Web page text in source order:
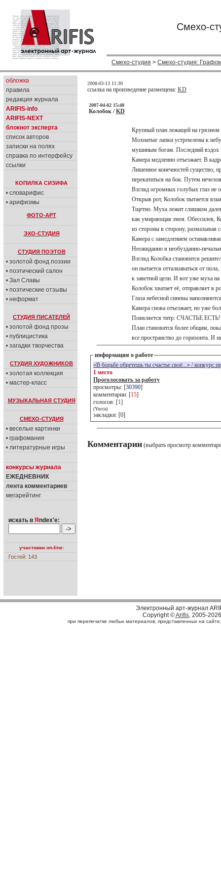
Смехо-
Смехо-студия > Смехо-студия:
обложка
правила
редакция журнала
ARIFIS-info
ARIFIS-NEXT
блокнот эксперта
список авторов
записки на полях
справка по интерфейсу
ссылки
КОПИЛКА СИЗИФА
• словарифис
• арифизмы
ФОТО-АРТ
ЭХО-СТУДИЯ
СТУДИЯ ПОЭТОВ
• золотой фонд поэзии
• поэтический салон
• Зал Славы
• поэтические отзывы
• неформат
СТУДИЯ ПИСАТЕЛЕЙ
• золотой фонд прозы
• публицистика
• загадки творчества
СТУДИЯ ХУДОЖНИКОВ
• золотая коллекция
• мастер-класс
МУЗЫКАЛЬНАЯ СТУДИЯ
СМЕХО-СТУДИЯ
• веселые картинки
• графомания
• литературные игры
конкурсы журнала
ЕЖЕДНЕВНИК
лента комментариев
мегарейтинг
искать в Я ndex'е:
участники on-line:
Гостей: 143
2008-03-13 11:30
ссылка на произведение размещена: KD
2007-04-02 15:40
Колобок /KD
Крупный план лежащей на
Мохнатые лапки устремлены к
мушиным богам. Последний вздох
Камера медленно отъезжает. В
Лишенное конечностей существо,
перекатиться на бок. Путем
Взгляд огромных голубых глаз не
Открыв рот, Колобок пытается
Тщетно. Муха лежит слишком
как умирающая змея. Обессилев,
из стороны в сторону,
Камера с замедлением
Неожиданно в необузданно-
Взгляд Колобка становится
он пытается отталкиваться от
к заветной цели. И вот уже муха
Колобок хватает её, отправляет в
Глаза небесной синевы
Камера снова отъезжает, но уже
Появляется титр: СЧАСТЬЕ
План становится более общим,
все пространство до горизонта. И
информация о работе
«В борьбе обретешь ты счастье своё...» / конкурс
1 место
Проголосовать за работу
просмотры: [30390]
комментарии: [15]
голосов: [1]
(Yucca)
закладки: [0]
Комментарии (выбрать просмотр
Электронный арт-журнал
Copyright ©Arifis, 2005-2026
при перепечатке любых материалов, представленных на